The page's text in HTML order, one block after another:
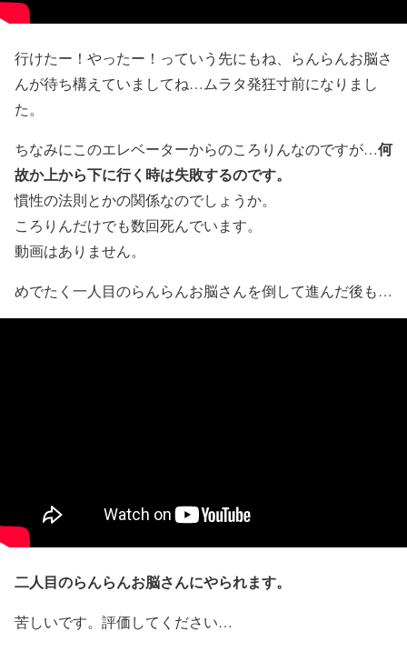
行けたー！やったー！っていう先にもね、らんらんお脳さ
んが待ち構えていましてね…ムラタ発狂寸前になりまし
た。
ちなみにこのエレベーターからのころりんなのですが…何
故か上から下に行く時は失敗するのです。
慣性の法則とかの関係なのでしょうか。
ころりんだけでも数回死んでいます。
動画はありません。
めでたく一人目のらんらんお脳さんを倒して進んだ後も…
二人目のらんらんお脳さんにやられます。
苦しいです。評価してください…